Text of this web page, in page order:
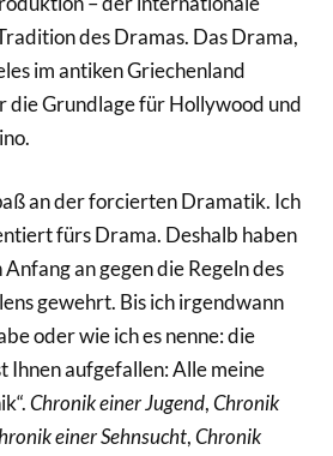
des Dramas. Das Drama,
im antiken Griechenland
die Grundlage für Hollywood und
an der forcierten Dramatik. Ich
fürs Drama. Deshalb haben
an gegen die Regeln des
gewehrt. Bis ich irgendwann
oder wie ich es nenne: die
Ihnen aufgefallen: Alle meine
Chronik einer Jugend,Chronik
einer Sehnsucht,Chronik